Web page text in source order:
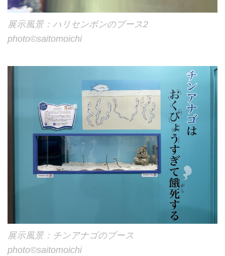
展示風景：ハリセンボンのブース2
photo©︎saitomoichi
展示風景：チンアナゴのブース
photo©︎saitomoichi